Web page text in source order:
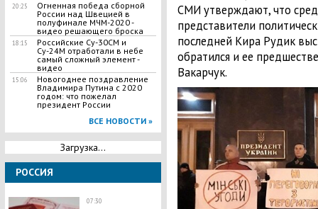
20:25
Огненная победа сборной
России над Швецией в
полуфинале МЧМ-2020 -
видео решающего броска
18:15
Российские Су-30СМ и
Су-24М отработали в небе
самый сложный элемент -
видео
15:06
Новогоднее поздравление
Владимира Путина с 2020
годом: что пожелал
президент России
ВСЕ НОВОСТИ »
Загрузка...
РОССИЯ
07:30
СМИ утверждают, что
представители
последней Кира Рудик
обратился и ее
Вакарчук.